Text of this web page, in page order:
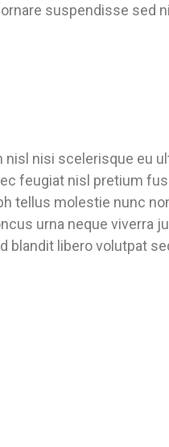
suspendisse sed
nisi scelerisque eu
feugiat nisl pretium
tellus molestie nunc
urna neque viverra
blandit libero volutpat